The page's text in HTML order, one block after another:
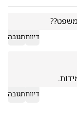
דיווחתגובה
דיווחתגובה